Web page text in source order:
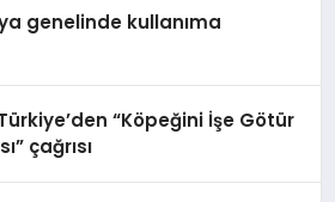
genelinde kullanıma
“Köpeğini İşe Götür
çağrısı